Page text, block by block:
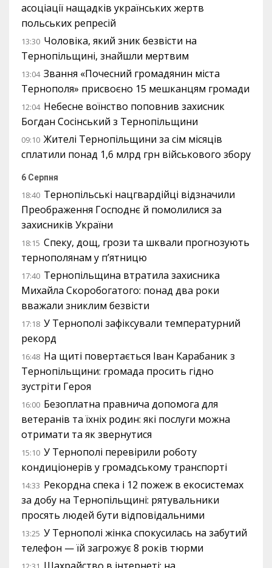
асоціації нащадків українських жертв
польських репресій
13:30 Чоловіка, який зник безвісти на
Тернопільщині, знайшли мертвим
13:04 Звання «Почесний громадянин міста
Тернополя» присвоєно 15 мешканцям громади
12:04 Небесне воїнство поповнив захисник
Богдан Сосінський з Тернопільщини
09:10 Жителі Тернопільщини за сім місяців
сплатили понад 1,6 млрд грн військового збору
6 Серпня
18:40 Тернопільські нацгвардійці відзначили
Преображення Господнє й помолилися за
захисників України
18:15 Спеку, дощ, грози та шквали прогнозують
тернополянам у п’ятницю
17:40 Тернопільщина втратила захисника
Михайла Скоробогатого: понад два роки
вважали зниклим безвісти
17:18 У Тернополі зафіксували температурний
рекорд
16:48 На щиті повертається Іван Карабаник з
Тернопільщини: громада просить гідно
зустріти Героя
16:00 Безоплатна правнича допомога для
ветеранів та їхніх родин: які послуги можна
отримати та як звернутися
15:10 У Тернополі перевірили роботу
кондиціонерів у громадському транспорті
14:33 Рекордна спека і 12 пожеж в екосистемах
за добу на Тернопільщині: рятувальники
просять людей бути відповідальними
13:25 У Тернополі жінка спокусилась на забутий
телефон — їй загрожує 8 років тюрми
Шахрайство в інтернеті: на